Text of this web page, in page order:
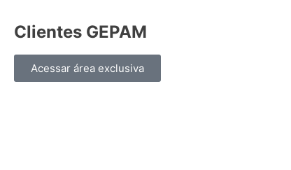
Clientes GEPAM
Acessar área exclusiva